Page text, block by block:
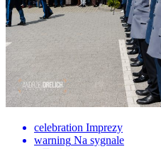
celebration Imprezy
warning Na sygnale